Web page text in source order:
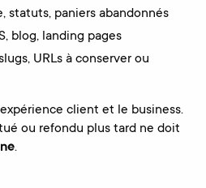
statuts, paniers abandonnés
blog, landing pages
URLs à conserver ou
client et le business.
ou refondu plus tard ne doit
.